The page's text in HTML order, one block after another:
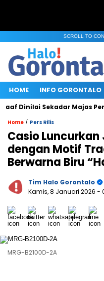
SCROLL TO
HOME INFO GORONTALO
Dinilai Sekadar Majas
Home / Pers Rilis
Casio
dengan Motif
Berwarna Biru
Tim Halo Gorontalo
Kamis, 8 Januari 2026 -
MRG-B2100D-2A